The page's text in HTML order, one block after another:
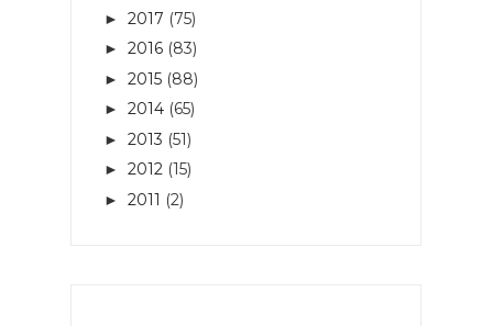
► 2017 (75)
► 2016 (83)
► 2015 (88)
► 2014 (65)
► 2013 (51)
► 2012 (15)
► 2011 (2)